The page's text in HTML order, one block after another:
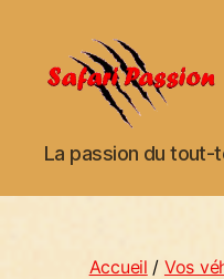
Safari
La passion du tout-
Accueil / Vos